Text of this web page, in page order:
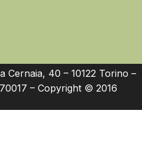
Cernaia, 40 – 10122 Torino –
– Copyright © 2016